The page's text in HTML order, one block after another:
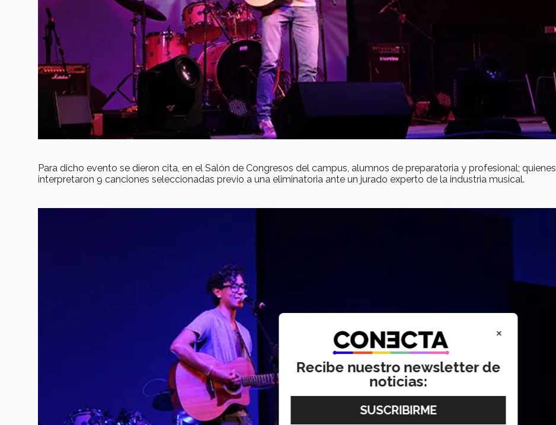
Para dicho evento se dieron cita, en el Salón de Congresos del campus, alumnos de preparatoria y profesional; quienes
interpretaron 9 canciones seleccionadas previo a una eliminatoria ante un jurado experto de la industria musical.
×
Recibe nuestro newsletter de
noticias: